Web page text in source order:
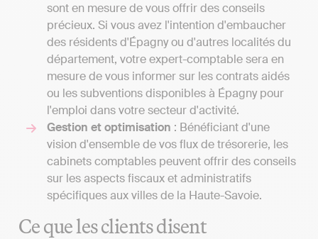
sont en mesure de vous offrir des conseils
précieux. Si vous avez l'intention d'embaucher
des résidents d'Épagny ou d'autres localités du
département, votre expert-comptable sera en
mesure de vous informer sur les contrats aidés
ou les subventions disponibles à Épagny pour
l'emploi dans votre secteur d'activité.
Gestion et optimisation : Bénéficiant d'une
vision d'ensemble de vos flux de trésorerie, les
cabinets comptables peuvent offrir des conseils
sur les aspects fiscaux et administratifs
spécifiques aux villes de la Haute-Savoie.
Ce que les clients disent